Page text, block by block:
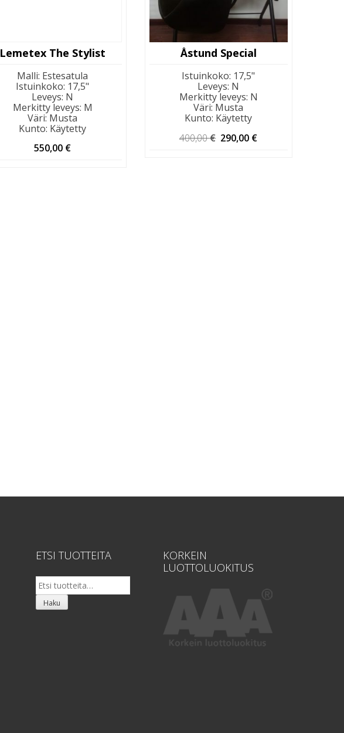
Lemetex The Stylist
Malli: Estesatula
Istuinkoko: 17,5"
Leveys: N
Merkitty leveys: M
Väri: Musta
Kunto: Käytetty
550,00 €
Åstund Special
Istuinkoko: 17,5"
Leveys: N
Merkitty leveys: N
Väri: Musta
Kunto: Käytetty
400,00€ Alkuperäinen
290,00 €
ETSI TUOTTEITA
Etsi:
Haku
KORKEIN
LUOTTOLUOKITUS